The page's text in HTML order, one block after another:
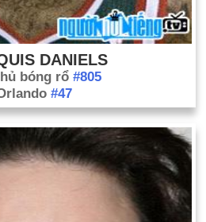
DANIELS
bóng rổ #805
#47